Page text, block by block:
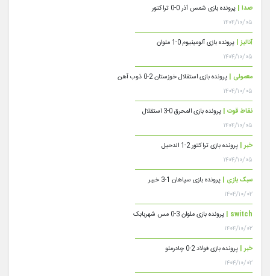
صدا | پرونده بازی شمس آذر 0-0 تراکتور
۱۴۰۴/۱۰/۰۵
آنالیز | پرونده بازی آلومینیوم 0-1 ملوان
۱۴۰۴/۱۰/۰۵
معمولی | پرونده بازی استقلال خوزستان 2-0 ذوب آهن
۱۴۰۴/۱۰/۰۵
نقاط قوت | پرونده بازی المحرق 0-3 استقلال
۱۴۰۴/۱۰/۰۵
خبر | پرونده بازی تراکتور 2-1 الدحیل
۱۴۰۴/۱۰/۰۵
سبک بازی | پرونده بازی سپاهان 1-3 خیبر
۱۴۰۴/۱۰/۰۲
switch | پرونده بازی ملوان 3-0 مس شهربابک
۱۴۰۴/۱۰/۰۲
خبر | پرونده بازی فولاد 2-0 چادرملو
۱۴۰۴/۱۰/۰۲